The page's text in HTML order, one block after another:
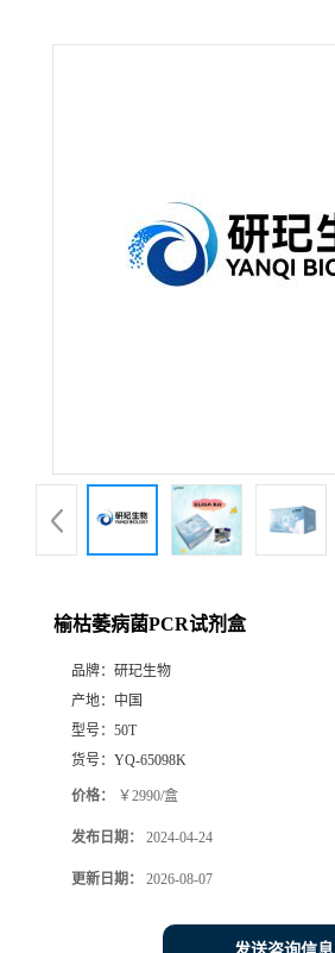
榆枯萎病菌PCR试剂盒
品牌： 研玘生物
产地： 中国
型号： 50T
货号： YQ-65098K
价格： ￥2990/盒
发布日期： 2024-04-24
更新日期： 2026-08-07